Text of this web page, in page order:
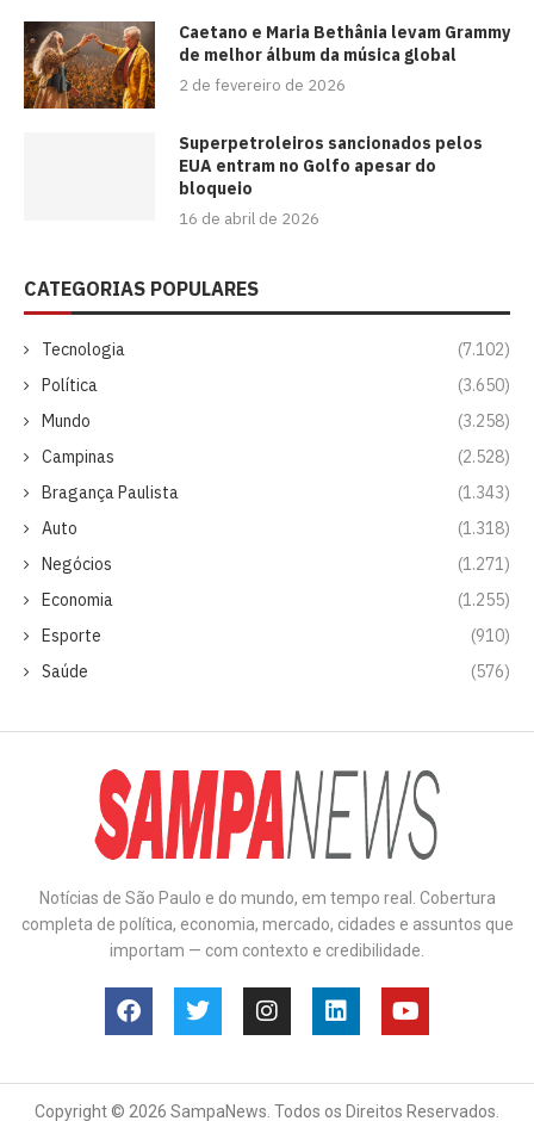
Caetano e Maria Bethânia levam Grammy
de melhor álbum da música global
2 de fevereiro de 2026
Superpetroleiros sancionados pelos
EUA entram no Golfo apesar do
bloqueio
16 de abril de 2026
CATEGORIAS POPULARES
Tecnologia
(7.102)
Política
(3.650)
Mundo
(3.258)
Campinas
(2.528)
Bragança Paulista
(1.343)
Auto
(1.318)
Negócios
(1.271)
Economia
(1.255)
Esporte
(910)
Saúde
(576)
Notícias de São Paulo e do mundo, em tempo real. Cobertura
completa de política, economia, mercado, cidades e assuntos que
importam — com contexto e credibilidade.
Copyright © 2026 SampaNews. Todos os Direitos Reservados.